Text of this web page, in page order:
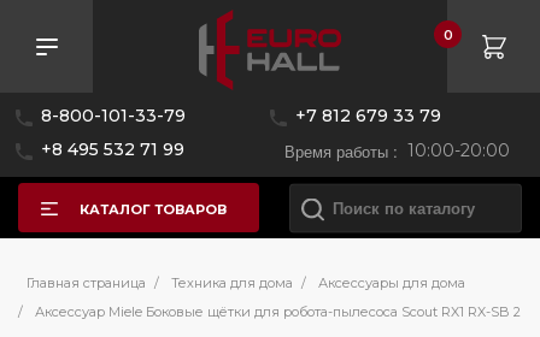
8-800-101-33-79
+7 812 679 33 79
+8 495 532 71 99
Время работы : 10:00-20:00
0
КАТАЛОГ ТОВАРОВ
Главная страница / Техника для дома /
Аксессуары для дома
/
Аксессуар Miele Боковые щётки для робота-пылесоса Scout RX1 RX-SB 2